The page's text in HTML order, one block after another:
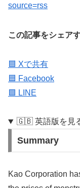
source=rss
この記事をシェア
🟦 Xで共有
🟦 Facebook
🟩 LINE
🇬🇧 英語版を見
Summary
Kao Corporation